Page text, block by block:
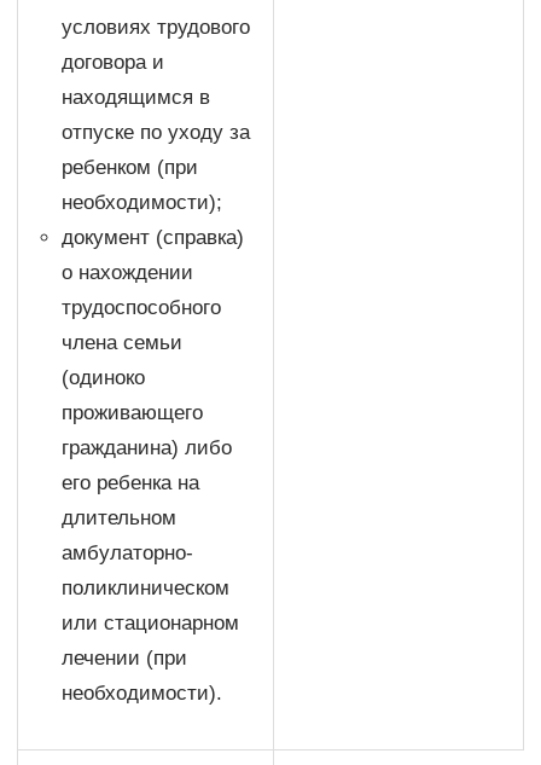
условиях трудового
договора и
находящимся в
отпуске по уходу за
ребенком (при
необходимости);
документ (справка)
о нахождении
трудоспособного
члена семьи
(одиноко
проживающего
гражданина) либо
его ребенка на
длительном
амбулаторно-
поликлиническом
или стационарном
лечении (при
необходимости).